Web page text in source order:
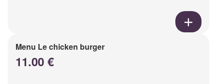
Menu Le chicken burger
11.00 €